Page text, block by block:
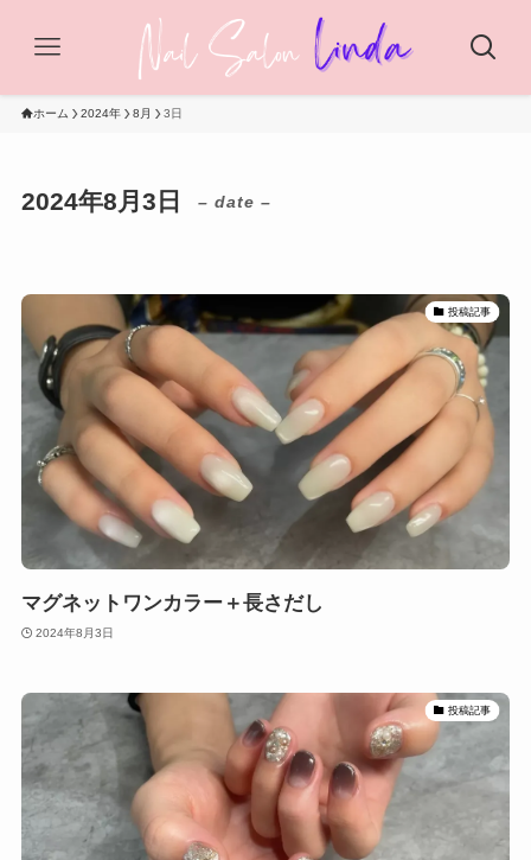
ホーム 2024年 8月 3日
2024年8月3日 – date –
投稿記事
マグネットワンカラー＋長さだし
2024年8月3日
投稿記事